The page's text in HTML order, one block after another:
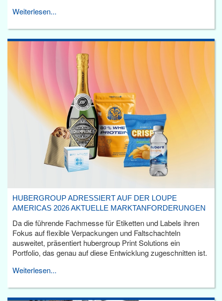
Weiterlesen...
HUBERGROUP ADRESSIERT AUF DER LOUPE
AMERICAS 2026 AKTUELLE MARKTANFORDERUNGEN
Da die führende Fachmesse für Etiketten und Labels ihren
Fokus auf flexible Verpackungen und Faltschachteln
ausweitet, präsentiert hubergroup Print Solutions ein
Portfolio, das genau auf diese Entwicklung zugeschnitten ist.
Weiterlesen...